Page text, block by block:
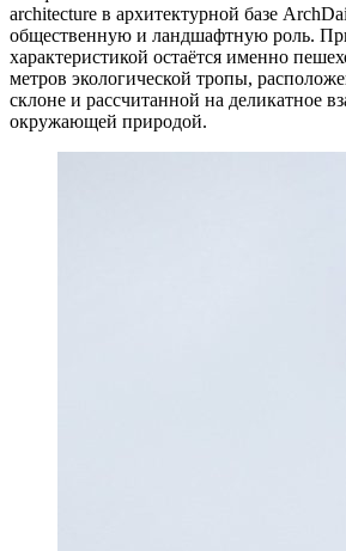
architecture в архитектурной базе
общественную и ландшафтную роль.
характеристикой остаётся именно
метров экологической тропы,
склоне и рассчитанной на деликатное
окружающей природой.